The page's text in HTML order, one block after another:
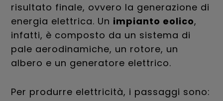
risultato finale, ovvero la generazione di
energia elettrica. Un impianto eolico,
infatti, è composto da un sistema di
pale aerodinamiche, un rotore, un
albero e un generatore elettrico.
Per produrre elettricità, i passaggi sono: